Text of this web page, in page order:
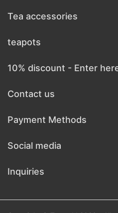
Tea accessories
teapots
10% discount - Enter
Contact us
Payment Methods
Social media
Inquiries